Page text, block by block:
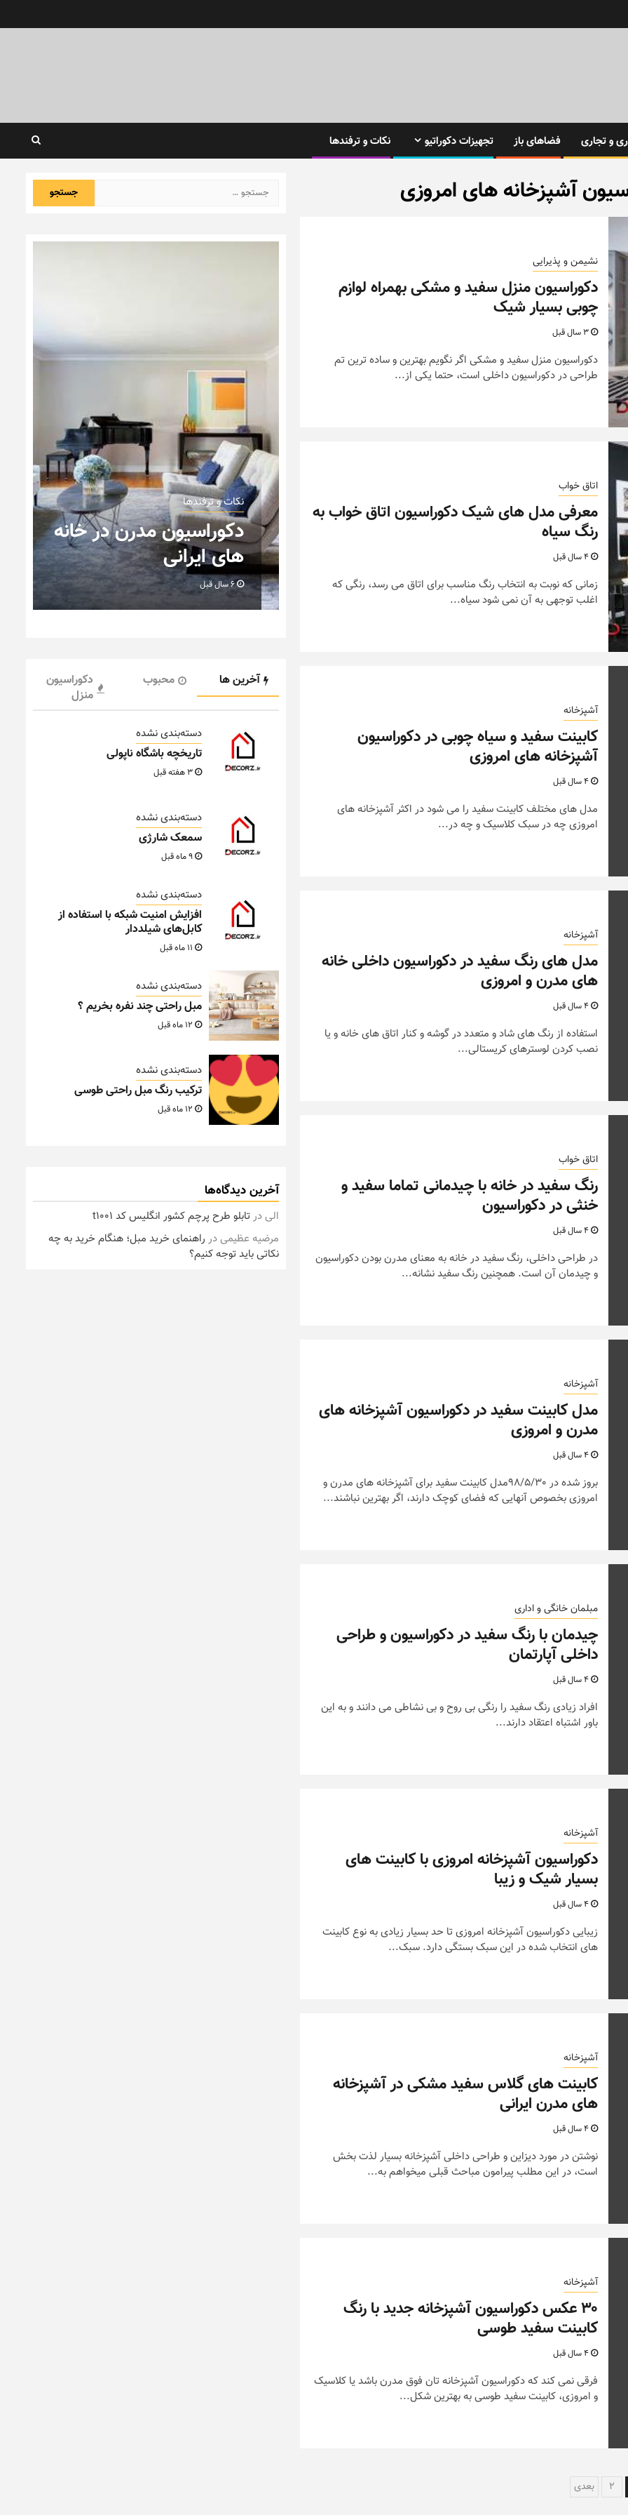
و تجاری فضاهای باز تجهیزات دکوراتیو
نکات و ترفندها
آشپزخانه های امروزی
نشیمن و پذیرایی
دکوراسیون منزل سفید و مشکی بهمراه لوازم
چوبی بسیار شیک
3 سال قبل
دکوراسیون منزل سفید و مشکی اگر نگویم بهترین و ساده ترین تم
طراحی در دکوراسیون داخلی است، حتما یکی از...
اتاق خواب
معرفی مدل های شیک دکوراسیون اتاق خواب به
رنگ سیاه
4 سال قبل
زمانی که نوبت به انتخاب رنگ مناسب برای اتاق می رسد، رنگی که
اغلب توجهی به آن نمی شود سیاه...
آشپزخانه
کابینت سفید و سیاه چوبی در دکوراسیون
آشپزخانه های امروزی
4 سال قبل
مدل های مختلف کابینت سفید را می شود در اکثر آشپزخانه های
امروزی چه در سبک کلاسیک و چه در...
آشپزخانه
مدل های رنگ سفید در دکوراسیون داخلی خانه
های مدرن و امروزی
4 سال قبل
استفاده از رنگ های شاد و متعدد در گوشه و کنار اتاق های خانه و یا
نصب کردن لوسترهای کریستالی...
اتاق خواب
رنگ سفید در خانه با چیدمانی تماما سفید و
خنثی در دکوراسیون
4 سال قبل
در طراحی داخلی، رنگ سفید در خانه به معنای مدرن بودن دکوراسیون
و چیدمان آن است. همچنین رنگ سفید نشانه...
آشپزخانه
مدل کابینت سفید در دکوراسیون آشپزخانه های
مدرن و امروزی
4 سال قبل
بروز شده در 98/5/30مدل کابینت سفید برای آشپزخانه های مدرن و
امروزی بخصوص آنهایی که فضای کوچک دارند، اگر بهترین نباشند...
مبلمان خانگی و اداری
چیدمان با رنگ سفید در دکوراسیون و طراحی
داخلی آپارتمان
4 سال قبل
افراد زیادی رنگ سفید را رنگی بی روح و بی نشاطی می دانند و به این
باور اشتباه اعتقاد دارند...
آشپزخانه
دکوراسیون آشپزخانه امروزی با کابینت های
بسیار شیک و زیبا
4 سال قبل
زیبایی دکوراسیون آشپزخانه امروزی تا حد بسیار زیادی به نوع کابینت
های انتخاب شده در این سبک بستگی دارد. سبک...
آشپزخانه
کابینت های گلاس سفید مشکی در آشپزخانه
های مدرن ایرانی
4 سال قبل
نوشتن در مورد دیزاین و طراحی داخلی آشپزخانه بسیار لذت بخش
است، در این مطلب پیرامون مباحث قبلی میخواهم به...
آشپزخانه
۳۰ عکس دکوراسیون آشپزخانه جدید با رنگ
کابینت سفید طوسی
4 سال قبل
فرقی نمی کند که دکوراسیون آشپزخانه تان فوق مدرن باشد یا کلاسیک
و امروزی، کابینت سفید طوسی به بهترین شکل...
2 بعدی
جستجو
برای:
خانه های
نکات و ترفندها
6 سال قبل
نکات و ترفندها
دکوراسیون داخلی و
چیدمان خانه (جدیدترین
ایده‌ها و عکس‌ها)
6 سال قبل
آخرین ها محبوب
دکوراسیون
منزل
دسته‌بندی نشده
تاریخچه باشگاه ناپولی
دسته‌بندی نشده
سمعک شارژی
دسته‌بندی نشده
افزایش امنیت شبکه با استفاده از
کابل‌های شیلددار
دسته‌بندی نشده
مبل راحتی چند نفره بخریم ؟
دسته‌بندی نشده
ترکیب رنگ مبل راحتی طوسی
آخرین دیدگاه‌ها
الیدرتابلو طرح پرچم کشور انگلیس کد t1001
مرضیه عظیمیدر راهنمای خرید مبل؛ هنگام خرید به چه
نکاتی باید توجه کنیم؟